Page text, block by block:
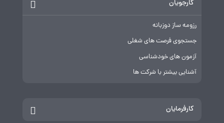
کارجویان
رزومه ساز دوزبانه
جستجوی فرصت های شغلی
آزمون های خودشناسی
آشنایی بیشتر با شرکت ها
کارفرمایان